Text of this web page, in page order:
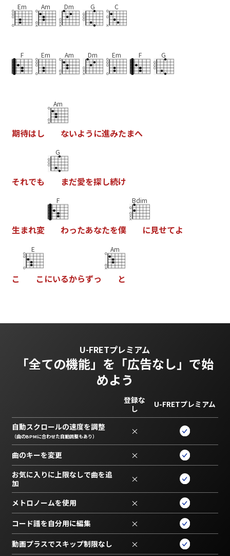
Em Am Dm G C
F Em Am Dm Em F G
期待はし
Am
ないよう に進みたまへ
それでも
G
まだ愛を探し続け
生まれ変
F
わったあなたを僕
Bdim
に見せてよ
こ
E
こ にいるからずっ
Am
と
U-FRETプレミアム
「全ての機能」を 「広告なし」で始
めよう
登録な
し
U-FRETプレミアム
自動スクロールの速度を調整
（曲のBPMに合わせた自動調整もあり） ×
曲のキーを変更 ×
お気に入りに上限なしで曲を追
加
×
メトロノームを使用 ×
コード譜を自分用に編集 ×
動画プラスでスキップ制限なし ×